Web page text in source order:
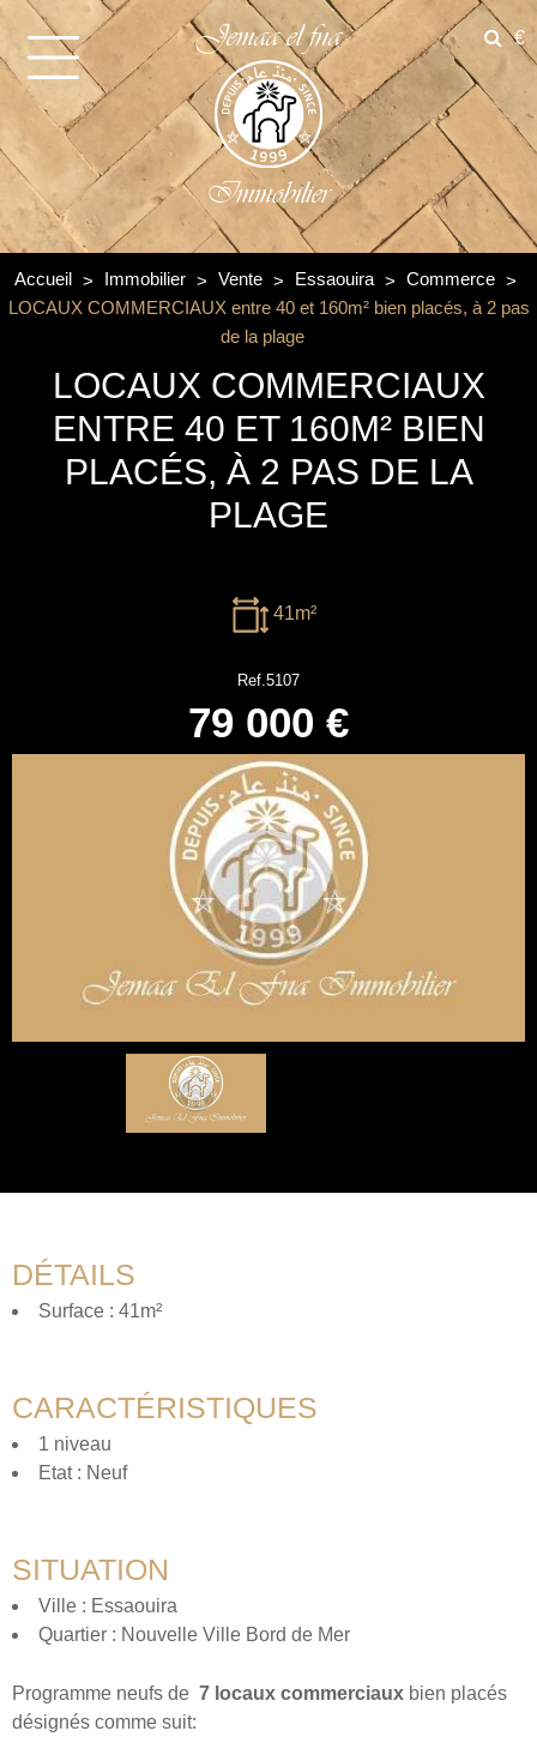
Jemaa el fna
Immobilier
€
Accueil Immobilier Vente Essaouira
Commerce
LOCAUX COMMERCIAUX entre 40 et 160m² bien placés, à 2 pas
de la plage
LOCAUX COMMERCIAUX
ENTRE 40 ET 160M² BIEN
PLACÉS, À 2 PAS DE LA
PLAGE
41m²
Ref.5107
79 000 €
DÉTAILS
Surface : 41m²
CARACTÉRISTIQUES
1 niveau
Etat : Neuf
SITUATION
Ville : Essaouira
Quartier : Nouvelle Ville Bord de Mer
Programme neufs de 7 locaux commerciaux bien placés
désignés comme suit: